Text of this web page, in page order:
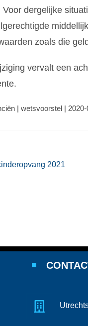
dergelijke
zoals die
vervalt een
| wetsvoorstel |
2021